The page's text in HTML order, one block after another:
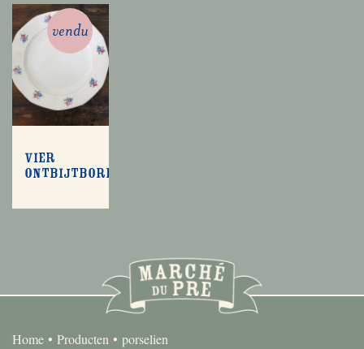
Vier
ontbijtbordjes
vendu
Home Producten porselien